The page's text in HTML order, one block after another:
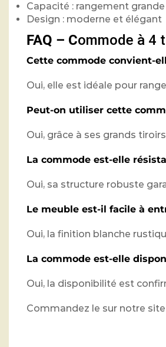
Capacité : rangement
Design : moderne et élégant
FAQ – Commode à 4
Cette commode convient-
Oui, elle est idéale pour
Peut-on utiliser cette
Oui, grâce à ses grands
La commode est-elle
Oui, sa structure robuste
Le meuble est-il facile à
Oui, la finition blanche
La commode est-elle
Oui, la disponibilité est
Commandez le sur notre site